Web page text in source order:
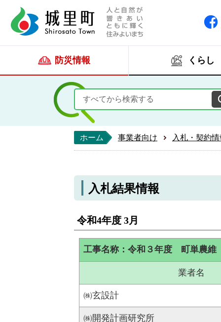
防災情報 くらし
ホーム 事業者向け 入札・契約
入札結果情報
令和4年度 3月
工事名称：令和３年度 町単農維
業者名
㈱玄設計
㈱開発計画研究所